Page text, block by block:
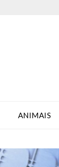
ANIMAIS